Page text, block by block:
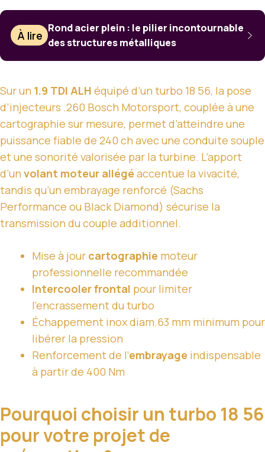
À lire
Rond acier plein : le pilier incontournable
des structures métalliques
Sur un 1.9 TDI ALH équipé d’un turbo 18 56, la pose
d’injecteurs .260 Bosch Motorsport, couplée à une
cartographie sur mesure, permet d’atteindre une
puissance fiable de 240 ch avec une conduite souple
et une sonorité valorisée par la turbine. L’apport
d’un volant moteur allégé accentue la vivacité,
tandis qu’un embrayage renforcé (Sachs
Performance ou Black Diamond) sécurise la
transmission du couple additionnel.
Mise à jour cartographie moteur
professionnelle recommandée
Intercooler frontal pour limiter
l’encrassement du turbo
Échappement inox diam.63 mm minimum pour
libérer la pression
Renforcement de l’embrayage indispensable
à partir de 400 Nm
Pourquoi choisir un turbo 18 56
pour votre projet de